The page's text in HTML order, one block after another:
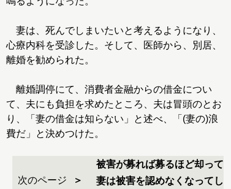
妻は、死んでしまいたいと考えるようになり、
心療内科を受診した。そして、医師から、別居、
離婚を勧められた。
離婚調停にて、消費者金融からの借金につい
て、夫にも負担を求めたところ、夫は冒頭のとお
り、「妻の借金は知らない」と述べ、「(妻の)浪
費だ」と決めつけた。
次のページ
被害が募れば募るほど却って
妻は被害を認めなくなってし